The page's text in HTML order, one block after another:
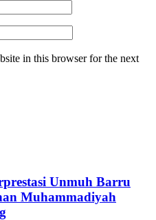
in this browser for the next
Unmuh Barru
Muhammadiyah